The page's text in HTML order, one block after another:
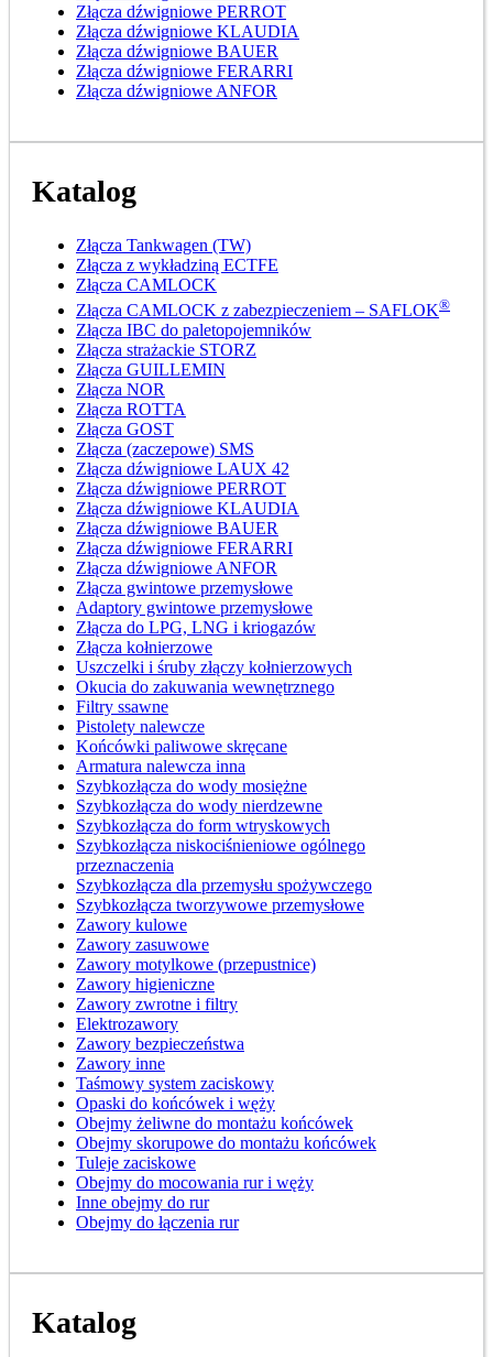
Złącza dźwigniowe PERROT
Złącza dźwigniowe KLAUDIA
Złącza dźwigniowe BAUER
Złącza dźwigniowe FERARRI
Złącza dźwigniowe ANFOR
Katalog
Złącza Tankwagen (TW)
Złącza z wykładziną ECTFE
Złącza CAMLOCK
Złącza CAMLOCK z zabezpieczeniem – SAFLOK®
Złącza IBC do paletopojemników
Złącza strażackie STORZ
Złącza GUILLEMIN
Złącza NOR
Złącza ROTTA
Złącza GOST
Złącza (zaczepowe) SMS
Złącza dźwigniowe LAUX 42
Złącza dźwigniowe PERROT
Złącza dźwigniowe KLAUDIA
Złącza dźwigniowe BAUER
Złącza dźwigniowe FERARRI
Złącza dźwigniowe ANFOR
Złącza gwintowe przemysłowe
Adaptory gwintowe przemysłowe
Złącza do LPG, LNG i kriogazów
Złącza kołnierzowe
Uszczelki i śruby złączy kołnierzowych
Okucia do zakuwania wewnętrznego
Filtry ssawne
Pistolety nalewcze
Końcówki paliwowe skręcane
Armatura nalewcza inna
Szybkozłącza do wody mosiężne
Szybkozłącza do wody nierdzewne
Szybkozłącza do form wtryskowych
Szybkozłącza niskociśnieniowe ogólnego
przeznaczenia
Szybkozłącza dla przemysłu spożywczego
Szybkozłącza tworzywowe przemysłowe
Zawory kulowe
Zawory zasuwowe
Zawory motylkowe (przepustnice)
Zawory higieniczne
Zawory zwrotne i filtry
Elektrozawory
Zawory bezpieczeństwa
Zawory inne
Taśmowy system zaciskowy
Opaski do końcówek i węży
Obejmy żeliwne do montażu końcówek
Obejmy skorupowe do montażu końcówek
Tuleje zaciskowe
Obejmy do mocowania rur i węży
Inne obejmy do rur
Obejmy do łączenia rur
Katalog